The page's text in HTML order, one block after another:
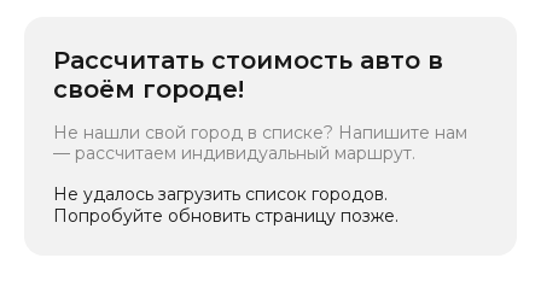
Рассчитать стоимость авто в
своём городе!
Не нашли свой город в списке? Напишите нам
— рассчитаем индивидуальный маршрут.
Не удалось загрузить список городов.
Попробуйте обновить страницу позже.